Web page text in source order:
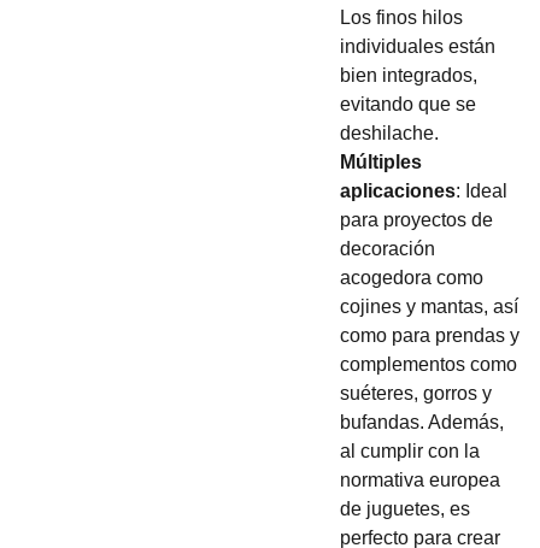
Los finos hilos
individuales están
bien integrados,
evitando que se
deshilache.
Múltiples
aplicaciones: Ideal
para proyectos de
decoración
acogedora como
cojines y mantas, así
como para prendas y
complementos como
suéteres, gorros y
bufandas. Además,
al cumplir con la
normativa europea
de juguetes, es
perfecto para crear